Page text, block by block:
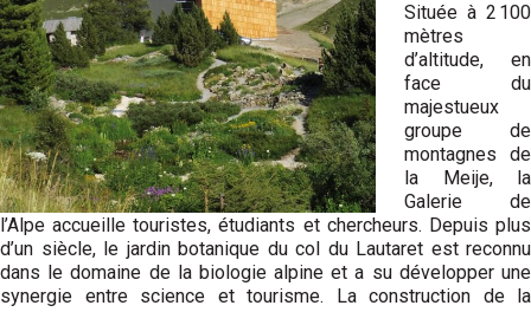
Située à 2 100
mètres
d’altitude, en
face du
majestueux
groupe de
montagnes de
la Meije, la
Galerie de
l’Alpe accueille touristes, étudiants et chercheurs. Depuis plus
d’un siècle, le jardin botanique du col du Lautaret est reconnu
dans le domaine de la biologie alpine et a su développer une
synergie entre science et tourisme. La construction de la